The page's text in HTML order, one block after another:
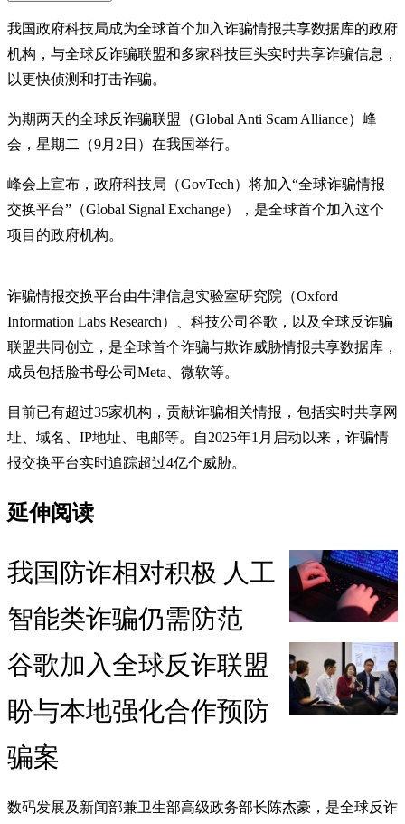
我国政府科技局成为全球首个加入诈骗情报共享数据库的政府
机构，与全球反诈骗联盟和多家科技巨头实时共享诈骗信息，
以更快侦测和打击诈骗。
为期两天的全球反诈骗联盟（Global Anti Scam Alliance）峰
会，星期二（9月2日）在我国举行。
峰会上宣布，政府科技局（GovTech）将加入“全球诈骗情报
交换平台”（Global Signal Exchange），是全球首个加入这个
项目的政府机构。
诈骗情报交换平台由牛津信息实验室研究院（Oxford
Information Labs Research）、科技公司谷歌，以及全球反诈骗
联盟共同创立，是全球首个诈骗与欺诈威胁情报共享数据库，
成员包括脸书母公司Meta、微软等。
目前已有超过35家机构，贡献诈骗相关情报，包括实时共享网
址、域名、IP地址、电邮等。自2025年1月启动以来，诈骗情
报交换平台实时追踪超过4亿个威胁。
延伸阅读
我国防诈相对积极 人工
智能类诈骗仍需防范
谷歌加入全球反诈联盟
盼与本地强化合作预防
骗案
数码发展及新闻部兼卫生部高级政务部长陈杰豪，是全球反诈